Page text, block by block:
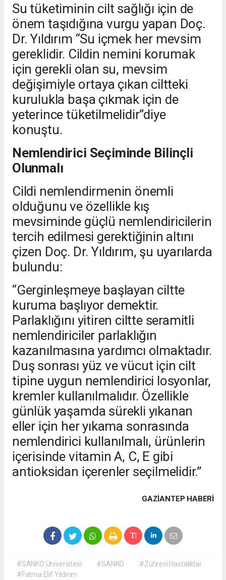
Su tüketiminin cilt sağlığı için de
önem taşıdığına vurgu yapan Doç.
Dr. Yıldırım “Su içmek her mevsim
gereklidir. Cildin nemini korumak
için gerekli olan su, mevsim
değişimiyle ortaya çıkan ciltteki
kurulukla başa çıkmak için de
yeterince tüketilmelidir”diye
konuştu.
Nemlendirici Seçiminde Bilinçli
Olunmalı
Cildi nemlendirmenin önemli
olduğunu ve özellikle kış
mevsiminde güçlü nemlendiricilerin
tercih edilmesi gerektiğinin altını
çizen Doç. Dr. Yıldırım, şu uyarılarda
bulundu:
“Gerginleşmeye başlayan ciltte
kuruma başlıyor demektir.
Parlaklığını yitiren ciltte seramitli
nemlendiriciler parlaklığın
kazanılmasına yardımcı olmaktadır.
Duş sonrası yüz ve vücut için cilt
tipine uygun nemlendirici losyonlar,
kremler kullanılmalıdır. Özellikle
günlük yaşamda sürekli yıkanan
eller için her yıkama sonrasında
nemlendirici kullanılmalı, ürünlerin
içerisinde vitamin A, C, E gibi
antioksidan içerenler seçilmelidir.”
GAZIANTEP HABERİ
#SANKO Üniversitesi #SANKO
#Zührevi Hastalıklar
#Fatma Elif Yıldırım